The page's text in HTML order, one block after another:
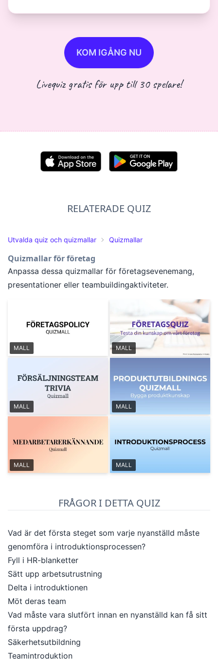
KOM IGÅNG NU
Livequiz gratis för upp till 30 spelare!
RELATERADE QUIZ
Utvalda quiz och quizmallar Quizmallar
Quizmallar för företag
Anpassa dessa quizmallar för företagsevenemang,
presentationer eller teambuildingaktiviteter.
MALL MALL
MALL MALL
MALL MALL
FRÅGOR I DETTA QUIZ
Vad är det första steget som varje nyanställd måste
genomföra i introduktionsprocessen?
Fyll i HR-blanketter
Sätt upp arbetsutrustning
Delta i introduktionen
Möt deras team
Vad måste vara slutfört innan en nyanställd kan få sitt
första uppdrag?
Säkerhetsutbildning
Teamintroduktion